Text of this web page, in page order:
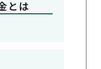
とは